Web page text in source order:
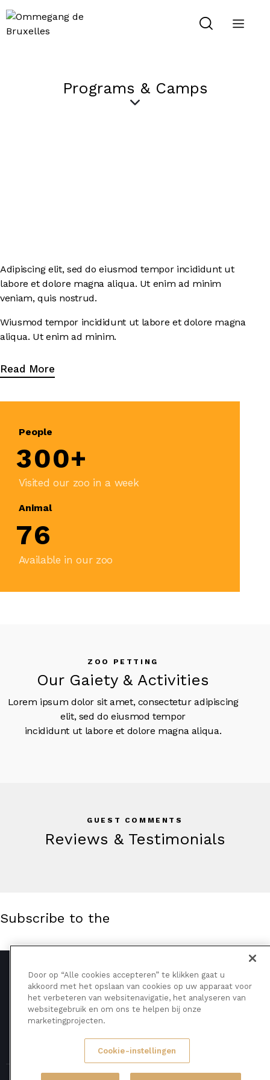
Programs & Camps
Adipiscing elit, sed do eiusmod tempor incididunt ut
labore et dolore magna aliqua. Ut enim ad minim
veniam, quis nostrud.
Wiusmod tempor incididunt ut labore et dolore magna
aliqua. Ut enim ad minim.
Read More
People
300+
Visited our zoo in a week
Animal
76
Available in our zoo
ZOO PETTING
Our Gaiety & Activities
Lorem ipsum dolor sit amet, consectetur adipiscing
elit, sed do eiusmod tempor
incididunt ut labore et dolore magna aliqua.
GUEST COMMENTS
Reviews & Testimonials
Subscribe to the
Home Festiviteiten Contactpersonen
Door op “Alle cookies accepteren” te klikken gaat u
akkoord met het opslaan van cookies op uw apparaat voor
het verbeteren van websitenavigatie, het analyseren van
websitegebruik en om ons te helpen bij onze
marketingprojecten.
Cookie-instellingen